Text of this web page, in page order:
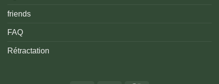
friends
FAQ
Rétractation